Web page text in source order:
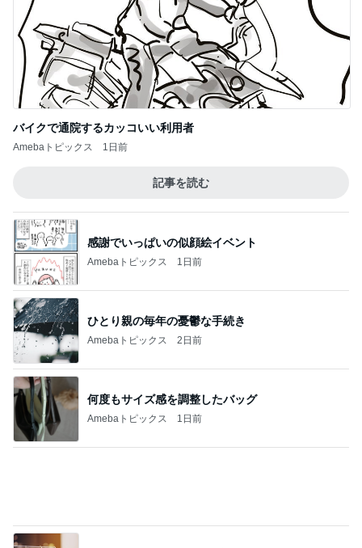
バイクで通院するカッコいい利用者
Amebaトピックス 1日前
記事を読む
感謝でいっぱいの似顔絵イベント
Amebaトピックス 1日前
ひとり親の毎年の憂鬱な手続き
Amebaトピックス 2日前
何度もサイズ感を調整したバッグ
Amebaトピックス 1日前